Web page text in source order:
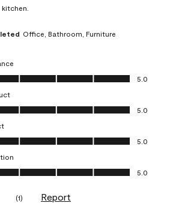
Office, Bathroom, Furniture
5.0 out of 5
5.0
5.0 out of 5
5.0
5.0 out of 5
5.0
5.0 out of 5
5.0
(1) Report